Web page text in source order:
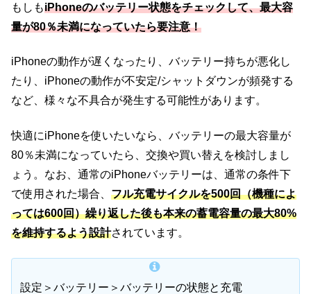
もしもiPhoneのバッテリー状態をチェックして、最大容
量が80％未満になっていたら要注意！
iPhoneの動作が遅くなったり、バッテリー持ちが悪化し
たり、iPhoneの動作が不安定/シャットダウンが頻発する
など、様々な不具合が発生する可能性があります。
快適にiPhoneを使いたいなら、バッテリーの最大容量が
80％未満になっていたら、交換や買い替えを検討しまし
ょう。なお、通常のiPhoneバッテリーは、通常の条件下
で使用された場合、 フル充電サイクルを500回（機種によ
っては600回）繰り返した後も本来の蓄電容量の最大80%
を維持するよう設計されています。
設定＞バッテリー＞バッテリーの状態と充電